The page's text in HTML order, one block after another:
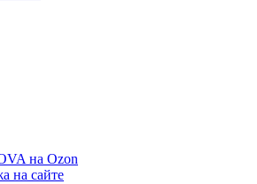
на Ozon
на сайте